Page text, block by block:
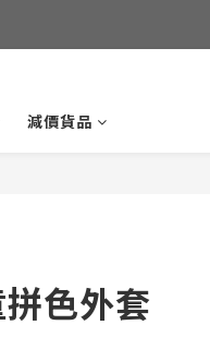
減價貨品
色外套